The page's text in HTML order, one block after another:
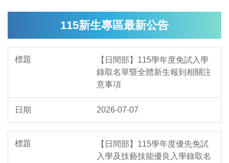
115新生專區最新公告
【日間部】115學年度免試入學
錄取名單暨全體新生報到相關注
意事項
2026-07-07
【日間部】115學年度優先免試
入學及技藝技能優良入學錄取名